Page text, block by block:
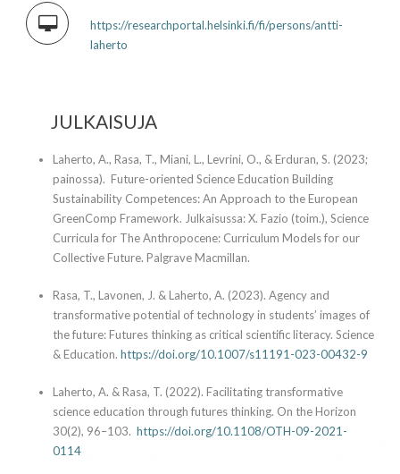
https://researchportal.helsinki.fi/fi/persons/antti-
laherto
JULKAISUJA
Laherto, A., Rasa, T., Miani, L., Levrini, O., & Erduran, S. (2023;
painossa). Future-oriented Science Education Building
Sustainability Competences: An Approach to the European
GreenComp Framework. Julkaisussa: X. Fazio (toim.), Science
Curricula for The Anthropocene: Curriculum Models for our
Collective Future. Palgrave Macmillan.
Rasa, T., Lavonen, J. & Laherto, A. (2023). Agency and
transformative potential of technology in students’ images of
the future: Futures thinking as critical scientific literacy. Science
& Education. https://doi.org/10.1007/s11191-023-00432-9
Laherto, A. & Rasa, T. (2022). Facilitating transformative
science education through futures thinking. On the Horizon
30(2), 96–103. https://doi.org/10.1108/OTH-09-2021-
0114